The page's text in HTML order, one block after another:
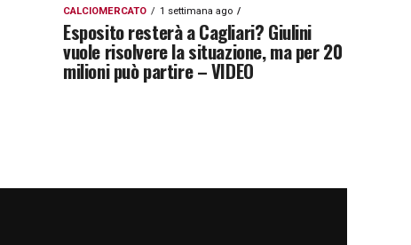
CALCIOMERCATO 1 settimana ago
Esposito resterà a Cagliari? Giulini
vuole risolvere la situazione, ma per 20
milioni può partire – VIDEO